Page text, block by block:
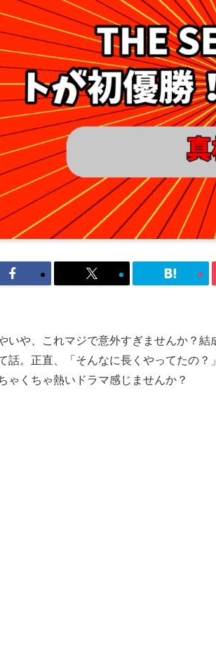
いや、これマジで意外すぎませんか？
話。正直、「そんなに長くやってたの
ゃくちゃ熱いドラマ感じませんか？